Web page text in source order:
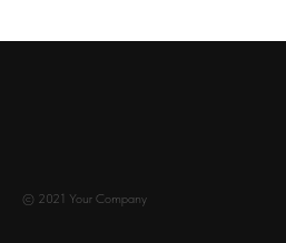
© 2021 Your Company